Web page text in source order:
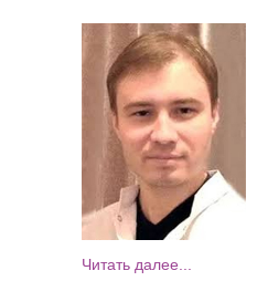
Читать далее...